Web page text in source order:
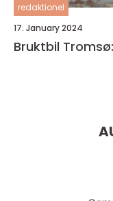
redaktionel
17. January 2024
Bruktbil